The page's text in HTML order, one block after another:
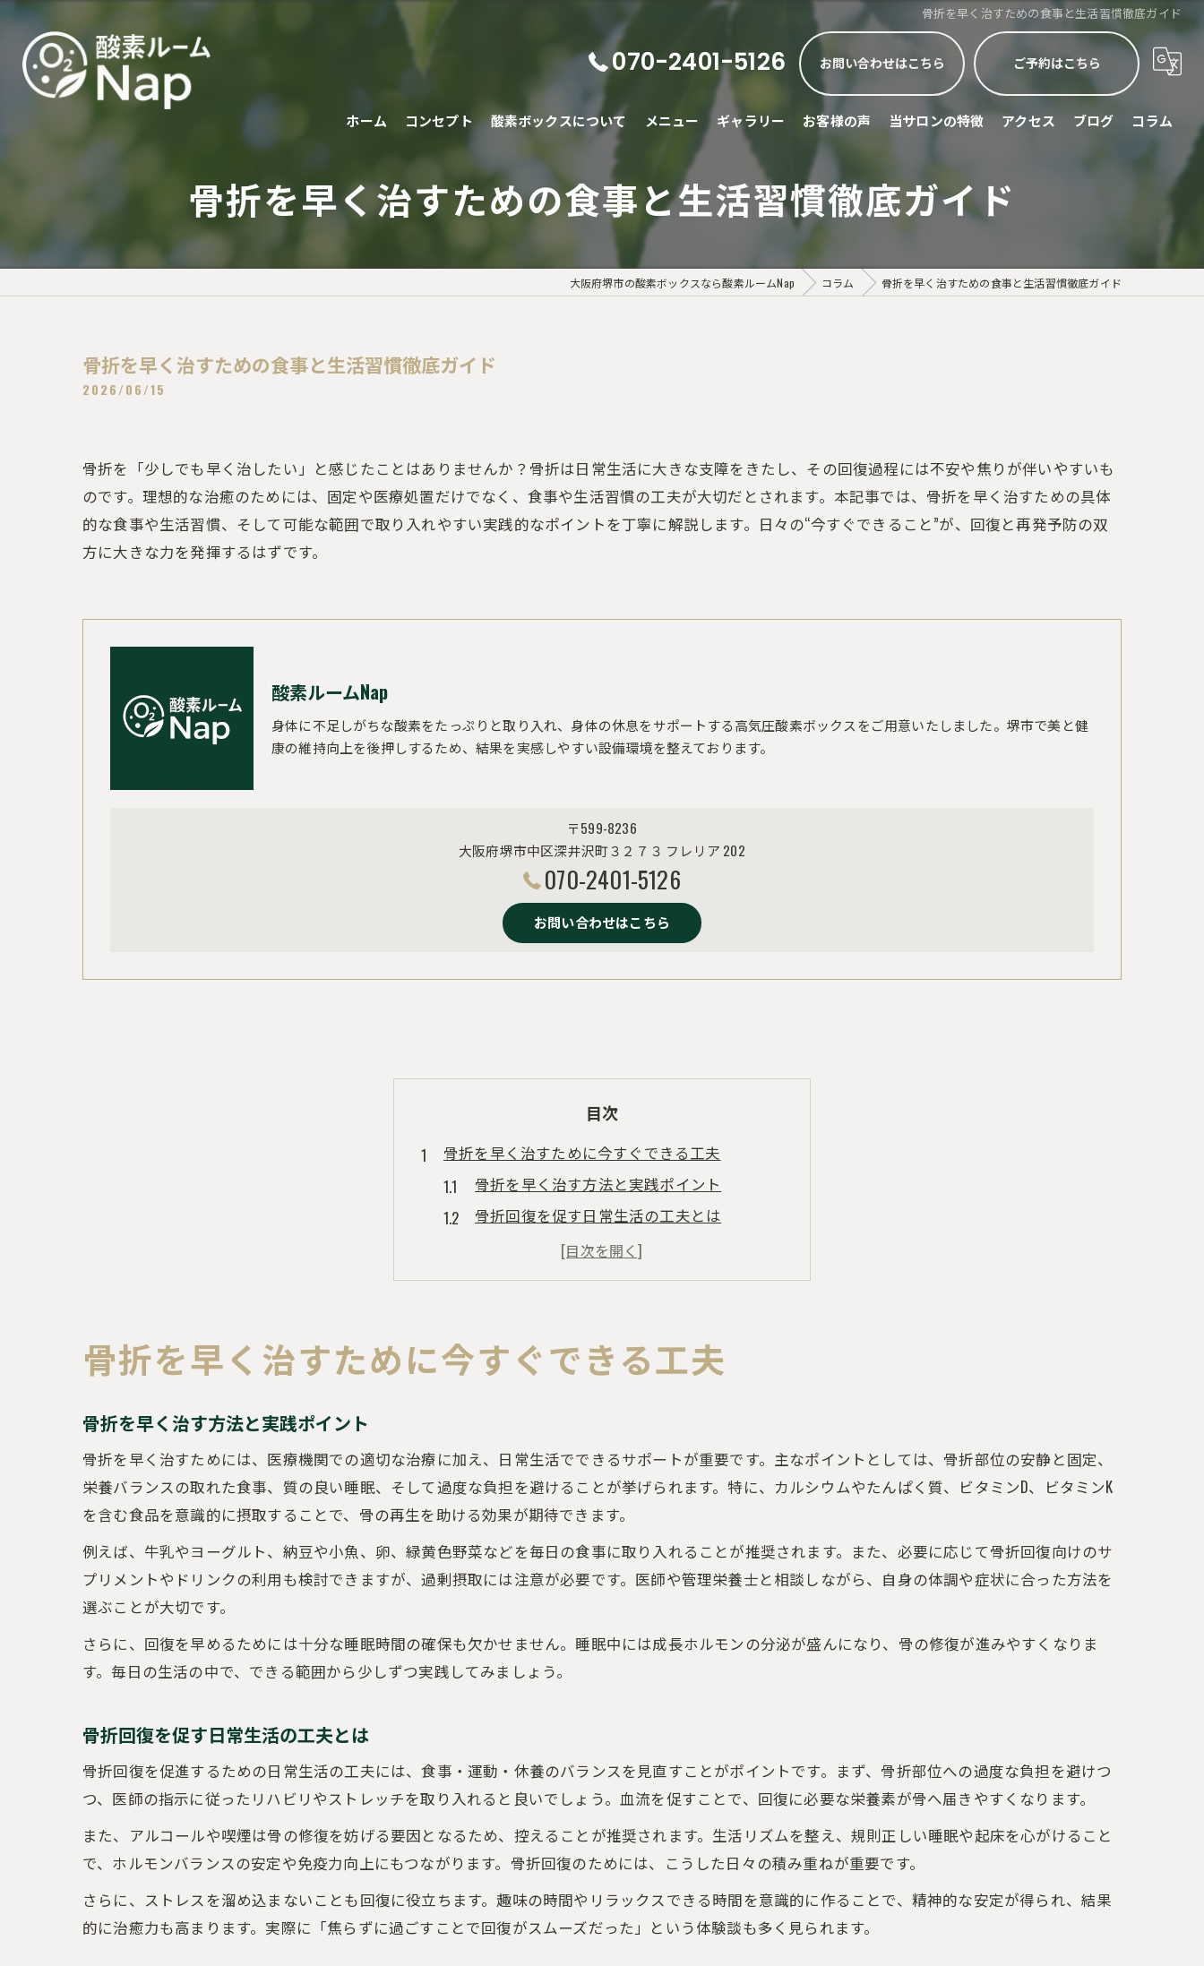
骨折を早く治すための食事と生活習慣徹底ガイド
070-2401-5126 お問い合わせはこちら ご予約はこちら
ホーム コンセプト 酸素ボックスについて メニュー ギャラリー お客様の声 当サロンの特徴
睡眠不足
頭痛
眼精疲労
アクセス ブログ コラム
骨折を早く治すための食事と生活習慣徹底ガイド
大阪府堺市の酸素ボックスなら酸素ルームNap コラム 骨折を早く治すための食事と生活習慣徹底ガイド
骨折を早く治すための食事と生活習慣徹底ガイド
2026/06/15
骨折を「少しでも早く治したい」と感じたことはありませんか？骨折は日常生活に大きな支障をきたし、その回復過程には不安や焦りが伴いやすいも
のです。理想的な治癒のためには、固定や医療処置だけでなく、食事や生活習慣の工夫が大切だとされます。本記事では、骨折を早く治すための具体
的な食事や生活習慣、そして可能な範囲で取り入れやすい実践的なポイントを丁寧に解説します。日々の“今すぐできること”が、回復と再発予防の双
方に大きな力を発揮するはずです。
酸素ルームNap
身体に不足しがちな酸素をたっぷりと取り入れ、身体の休息をサポートする高気圧酸素ボックスをご用意いたしました。堺市で美と健
康の維持向上を後押しするため、結果を実感しやすい設備環境を整えております。
〒599-8236
大阪府堺市中区深井沢町３２７３ フレリア 202
070-2401-5126
お問い合わせはこちら
目次
骨折を早く治すために今すぐできる工夫
骨折を早く治す方法と実践ポイント
骨折回復を促す日常生活の工夫とは
骨折が早く治る人に共通する習慣
骨折を悪化させない過ごし方のコツ
食事と栄養でサポートする骨折回復
骨折回復を早める食事と栄養素の選び方
骨が早くくっつく食べ物のポイント解説
骨折回復に役立つサプリやドリンクの活用法
骨折が早く治る人の習慣と特徴を徹底解説
骨折が早く治る人の生活習慣と特徴とは
骨折回復を左右するケアのコツを紹介
骨折が治りやすい人の共通点を解説
骨折回復を遅らせる要因を避ける方法
骨折時におすすめの起床・就寝ルール
骨折を早く治すための日中の過ごし方
骨折回復に大切な活動量と安静のバランス
骨折回復を助けるリラックス方法の実践例
実は重要な骨折時の睡眠と安静な過ごし方
骨折を早く治す睡眠習慣と安静の工夫
骨折を早く治すために今すぐできる工夫
骨折を早く治す方法と実践ポイント
骨折を早く治すためには、医療機関での適切な治療に加え、日常生活でできるサポートが重要です。主なポイントとしては、骨折部位の安静と固定、
栄養バランスの取れた食事、質の良い睡眠、そして過度な負担を避けることが挙げられます。特に、カルシウムやたんぱく質、ビタミンD、ビタミンK
を含む食品を意識的に摂取することで、骨の再生を助ける効果が期待できます。
例えば、牛乳やヨーグルト、納豆や小魚、卵、緑黄色野菜などを毎日の食事に取り入れることが推奨されます。また、必要に応じて骨折回復向けのサ
プリメントやドリンクの利用も検討できますが、過剰摂取には注意が必要です。医師や管理栄養士と相談しながら、自身の体調や症状に合った方法を
選ぶことが大切です。
さらに、回復を早めるためには十分な睡眠時間の確保も欠かせません。睡眠中には成長ホルモンの分泌が盛んになり、骨の修復が進みやすくなりま
す。毎日の生活の中で、できる範囲から少しずつ実践してみましょう。
骨折回復を促す日常生活の工夫とは
骨折回復を促進するための日常生活の工夫には、食事・運動・休養のバランスを見直すことがポイントです。まず、骨折部位への過度な負担を避けつ
つ、医師の指示に従ったリハビリやストレッチを取り入れると良いでしょう。血流を促すことで、回復に必要な栄養素が骨へ届きやすくなります。
また、アルコールや喫煙は骨の修復を妨げる要因となるため、控えることが推奨されます。生活リズムを整え、規則正しい睡眠や起床を心がけること
で、ホルモンバランスの安定や免疫力向上にもつながります。骨折回復のためには、こうした日々の積み重ねが重要です。
さらに、ストレスを溜め込まないことも回復に役立ちます。趣味の時間やリラックスできる時間を意識的に作ることで、精神的な安定が得られ、結果
的に治癒力も高まります。実際に「焦らずに過ごすことで回復がスムーズだった」という体験談も多く見られます。